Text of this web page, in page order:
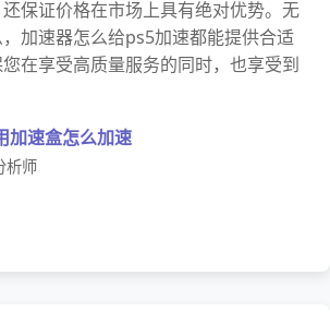
保证价格在市场上具有绝对优势。无
加速器怎么给ps5加速都能提供合适
在享受高质量服务的同时，也享受到
加速盒怎么加速
析师